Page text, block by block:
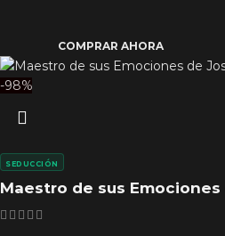
COMPRAR AHORA
-98%
Maestro de sus
SEDUCCIÓN